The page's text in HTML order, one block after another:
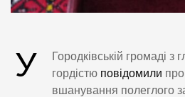
У
Городківській громаді з
гордістю повідомили
вшанування полеглого